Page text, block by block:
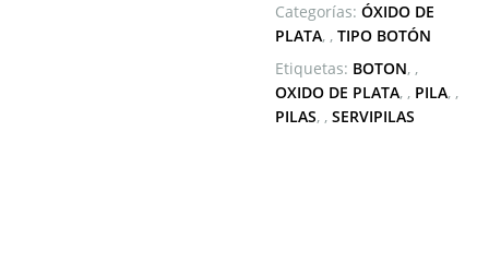
Categorías: ÓXIDO DE
PLATA , TIPO BOTÓN
Etiquetas: BOTON ,
OXIDO DE PLATA , PILA ,
PILAS , SERVIPILAS